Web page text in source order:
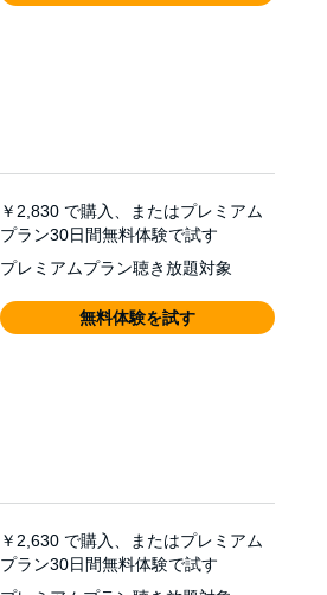
￥2,830 で購入、またはプレミアム
プラン30日間無料体験で試す
プレミアムプラン聴き放題対象
無料体験を試す
￥2,630 で購入、またはプレミアム
プラン30日間無料体験で試す